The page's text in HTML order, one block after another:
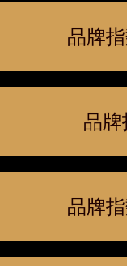
品牌
品牌
品牌